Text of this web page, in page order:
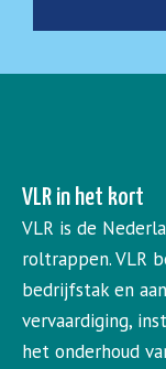
VLR in het kort
VLR is de
roltrappen. VLR
bedrijfstak en
vervaardiging,
het onderhoud